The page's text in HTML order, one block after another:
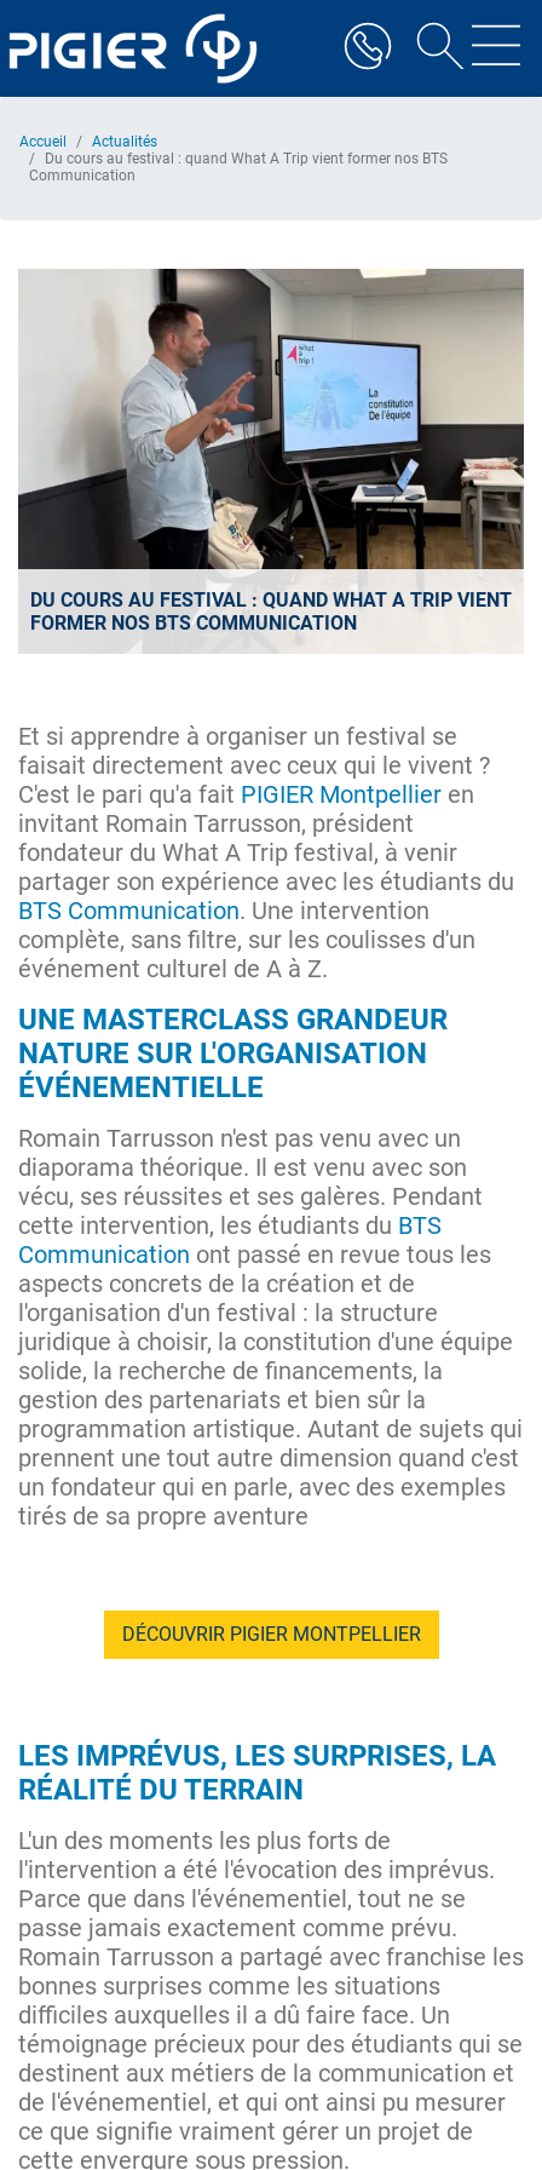
au
contenu
Accueil
Actualités
Du cours au festival : quand What A Trip vient former nos BTS
Communication
DU COURS AU FESTIVAL : QUAND WHAT A TRIP VIENT
FORMER NOS BTS COMMUNICATION
Et si apprendre à organiser un festival se
faisait directement avec ceux qui le vivent ?
C'est le pari qu'a fait PIGIER Montpellier en
invitant Romain Tarrusson, président
fondateur du What A Trip festival, à venir
partager son expérience avec les étudiants du
BTS Communication. Une intervention
complète, sans filtre, sur les coulisses d'un
événement culturel de A à Z.
UNE MASTERCLASS GRANDEUR
NATURE SUR L'ORGANISATION
ÉVÉNEMENTIELLE
Romain Tarrusson n'est pas venu avec un
diaporama théorique. Il est venu avec son
vécu, ses réussites et ses galères. Pendant
cette intervention, les étudiants du BTS
Communication ont passé en revue tous les
aspects concrets de la création et de
l'organisation d'un festival : la structure
juridique à choisir, la constitution d'une équipe
solide, la recherche de financements, la
gestion des partenariats et bien sûr la
programmation artistique. Autant de sujets qui
prennent une tout autre dimension quand c'est
un fondateur qui en parle, avec des exemples
tirés de sa propre aventure
DÉCOUVRIR PIGIER MONTPELLIER
LES IMPRÉVUS, LES SURPRISES, LA
RÉALITÉ DU TERRAIN
L'un des moments les plus forts de
l'intervention a été l'évocation des imprévus.
Parce que dans l'événementiel, tout ne se
passe jamais exactement comme prévu.
Romain Tarrusson a partagé avec franchise les
bonnes surprises comme les situations
difficiles auxquelles il a dû faire face. Un
témoignage précieux pour des étudiants qui se
destinent aux métiers de la communication et
de l'événementiel, et qui ont ainsi pu mesurer
ce que signifie vraiment gérer un projet de
cette envergure sous pression.